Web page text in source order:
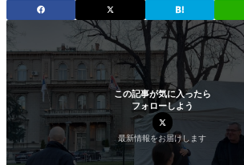
この記事が気に入ったら
フォローしよう
最新情報をお届けします